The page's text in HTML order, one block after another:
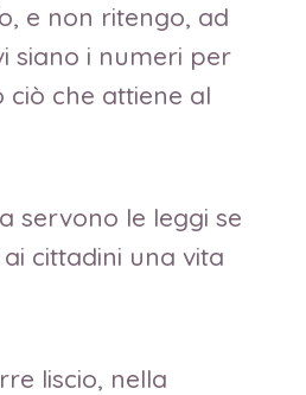
e non ritengo, ad
siano i numeri per
che attiene al
servono le leggi se
cittadini una vita
liscio, nella